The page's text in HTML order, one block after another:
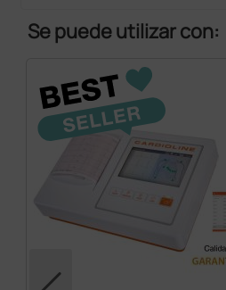
Se puede utilizar con: